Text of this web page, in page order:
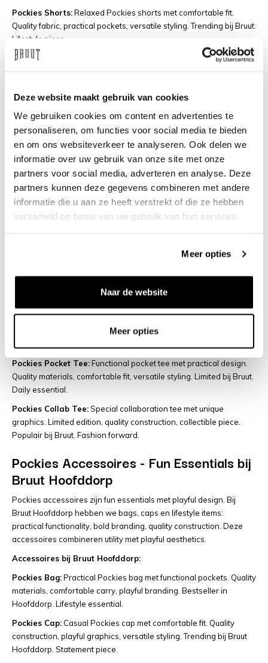
Deze website maakt gebruik van cookies
We gebruiken cookies om content en advertenties te
personaliseren, om functies voor social media te bieden
en om ons websiteverkeer te analyseren. Ook delen we
informatie over uw gebruik van onze site met onze
partners voor social media, adverteren en analyse. Deze
partners kunnen deze gegevens combineren met andere
informatie die u aan ze heeft verstrekt of die ze hebben
verzameld op basis van uw gebruik van hun services.
Meer opties
Naar de website
Meer opties
Pockies Shorts:Relaxed Pockies shorts met comfortable fit.
Quality fabric, practical pockets, versatile styling. Trending bij Bruut.
Lifestyle piece.
Pockies Lounge Pants:
Comfortable lounge pants met relaxed
Pockies Sleep Set:Complete sleep set met matching pieces.
Comfortable construction, playful branding, gift-ready packaging.
Populair bij Bruut. Perfect gift.
Pockies T-Shirts - Graphic Streetwear
bij Bruut Hoofddorp
Pockies T-shirts zijn graphic streetwear met playful design. Bij
Bruut Hoofddorp hebben we graphic tees, logo shirts en lifestyle
pieces: quality cotton, bold prints, comfortable fit. Deze tees zijn
Hoofddorp. Lifestyle essential.
Pockies Graphic Tee:Bold graphic tee met fun design. Quality
fabric, comfortable construction, statement prints. Trending in
Pockies Pocket Tee:Functional pocket tee met practical design.
Quality materials, comfortable fit, versatile styling. Limited bij Bruut.
Daily essential.
Pockies Collab Tee:Special collaboration tee met unique
graphics. Limited edition, quality construction, collectible piece.
Populair bij Bruut. Fashion forward.
Pockies Accessoires - Fun Essentials bij
Bruut Hoofddorp
Pockies accessoires zijn fun essentials met playful design. Bij
Bruut Hoofddorp hebben we bags, caps en lifestyle items:
practical functionality, bold branding, quality construction. Deze
accessoires combineren utility met playful aesthetics.
Accessoires bij Bruut Hoofddorp:
Pockies Bag:Practical Pockies bag met functional pockets. Quality
materials, comfortable carry, playful branding. Bestseller in
Hoofddorp. Lifestyle essential.
Pockies Cap: Casual Pockies cap met comfortable fit. Quality
construction, playful graphics, versatile styling. Trending bij Bruut
Hoofddorp. Statement piece.